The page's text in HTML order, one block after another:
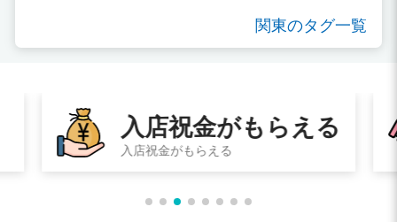
関東のタグ一覧
入店祝金がもらえる
入店祝金がもらえる